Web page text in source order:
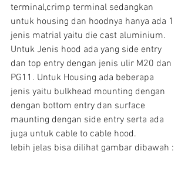
terminal,crimp terminal sedangkan
untuk housing dan hoodnya hanya ada 1
jenis matrial yaitu die cast aluminium.
Untuk Jenis hood ada yang side entry
dan top entry dengan jenis ulir M20 dan
PG11. Untuk Housing ada beberapa
jenis yaitu bulkhead mounting dengan
dengan bottom entry dan surface
maunting dengan side entry serta ada
juga untuk cable to cable hood.
lebih jelas bisa dilihat gambar dibawah :